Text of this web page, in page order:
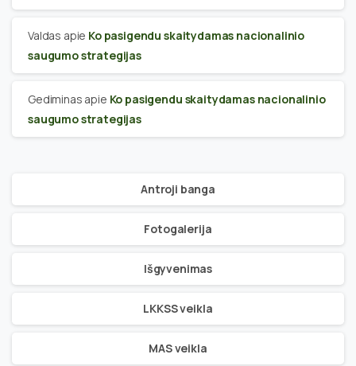
Valdas apie Ko pasigendu skaitydamas nacionalinio
saugumo strategijas
Gediminas apie Ko pasigendu skaitydamas nacionalinio
saugumo strategijas
Antroji banga
Fotogalerija
Išgyvenimas
LKKSS veikla
MAS veikla